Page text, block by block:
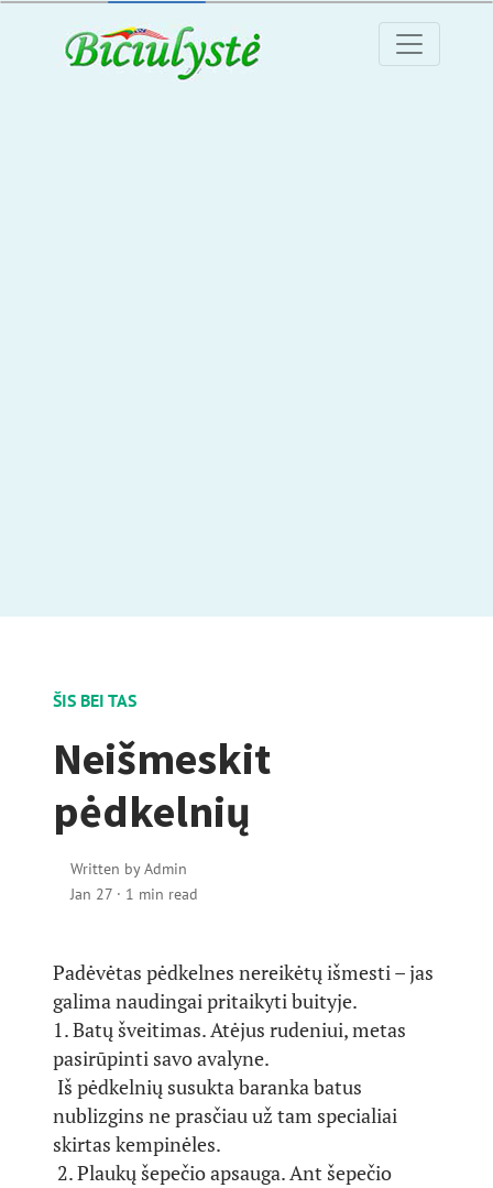
ŠIS BEI TAS
Neišmeskit
pėdkelnių
Written byAdmin
Jan 27 · 1 min read
Padėvėtas pėdkelnes nereikėtų išmesti – jas
galima naudingai pritaikyti buityje.
1. Batų šveitimas. Atėjus rudeniui, metas
pasirūpinti savo avalyne.
Iš pėdkelnių susukta baranka batus
nublizgins ne prasčiau už tam specialiai
skirtas kempinėles.
2. Plaukų šepečio apsauga. Ant šepečio